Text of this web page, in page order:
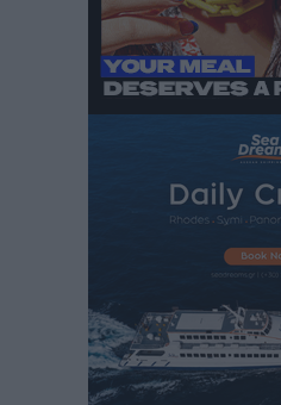
Γιασιράνη στον RV για τα
Σύμφωνο της Λέρου
Τοπικές Ειδήσεις• πριν 3 ώρες
Συναυλία με τον Γιάννη
αύριο Παρασκευή 7
ΑΕΡΑ: Δεν σταματάει να
Μητρόπουλος